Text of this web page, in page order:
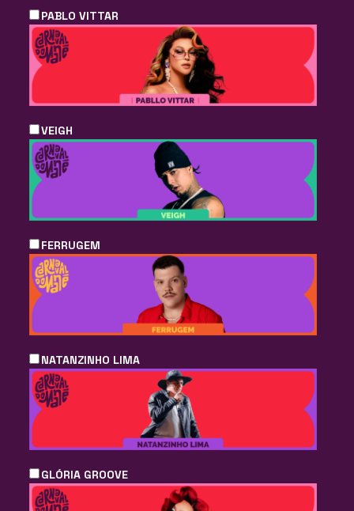
PABLO VITTAR
VEIGH
FERRUGEM
NATANZINHO LIMA
GLÓRIA GROOVE